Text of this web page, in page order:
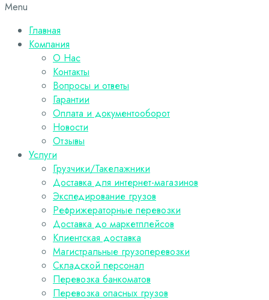
Menu
Главная
Компания
О Нас
Контакты
Вопросы и ответы
Гарантии
Оплата и документооборот
Новости
Отзывы
Услуги
Грузчики/Такелажники
Доставка для интернет-магазинов
Экспедирование грузов
Рефрижераторные перевозки
Доставка до маркетплейсов
Клиентская доставка
Магистральные грузоперевозки
Складской персонал
Перевозка банкоматов
Перевозка опасных грузов